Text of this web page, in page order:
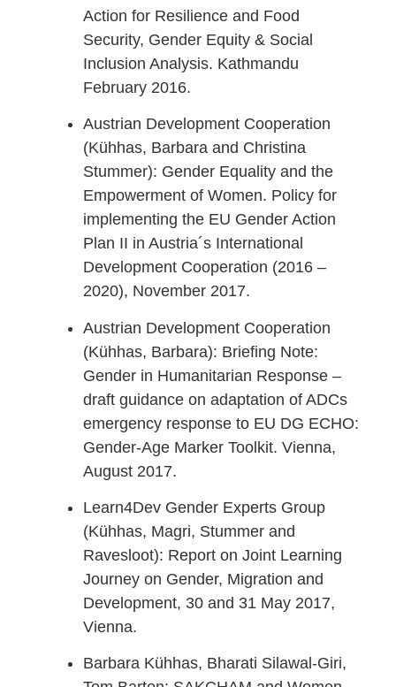
Action for Resilience and Food
Security, Gender Equity & Social
Inclusion Analysis. Kathmandu
February 2016.
Austrian Development Cooperation
(Kühhas, Barbara and Christina
Stummer): Gender Equality and the
Empowerment of Women. Policy for
implementing the EU Gender Action
Plan II in Austria´s International
Development Cooperation (2016 –
2020), November 2017.
Austrian Development Cooperation
(Kühhas, Barbara): Briefing Note:
Gender in Humanitarian Response –
draft guidance on adaptation of ADCs
emergency response to EU DG ECHO:
Gender-Age Marker Toolkit. Vienna,
August 2017.
Learn4Dev Gender Experts Group
(Kühhas, Magri, Stummer and
Ravesloot): Report on Joint Learning
Journey on Gender, Migration and
Development, 30 and 31 May 2017,
Vienna.
Barbara Kühhas, Bharati Silawal-Giri,